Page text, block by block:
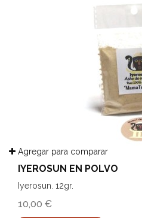
Agregar para comparar
IYEROSUN EN POLVO
Iyerosun. 12gr.
10,00 €